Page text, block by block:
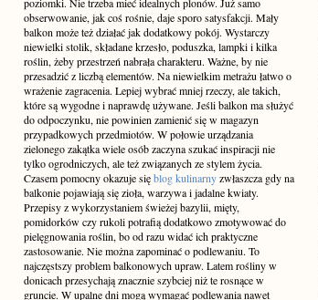
obserwowanie, jak coś rośnie, daje sporo satysfakcji. Mały
balkon może też działać jak dodatkowy pokój. Wystarczy
niewielki stolik, składane krzesło, poduszka, lampki i kilka
roślin, żeby przestrzeń nabrała charakteru. Ważne, by nie
przesadzić z liczbą elementów. Na niewielkim metrażu łatwo o
wrażenie zagracenia. Lepiej wybrać mniej rzeczy, ale takich,
które są wygodne i naprawdę używane. Jeśli balkon ma służyć
do odpoczynku, nie powinien zamienić się w magazyn
przypadkowych przedmiotów. W połowie urządzania
zielonego zakątka wiele osób zaczyna szukać inspiracji nie
tylko ogrodniczych, ale też związanych ze stylem życia.
Czasem pomocny okazuje sięblog kulinarnyzwłaszcza gdy na
balkonie pojawiają się zioła, warzywa i jadalne kwiaty.
Przepisy z wykorzystaniem świeżej bazylii, mięty,
pomidorków czy rukoli potrafią dodatkowo zmotywować do
pielęgnowania roślin, bo od razu widać ich praktyczne
zastosowanie. Nie można zapominać o podlewaniu. To
najczęstszy problem balkonowych upraw. Latem rośliny w
donicach przesychają znacznie szybciej niż te rosnące w
gruncie. W upalne dni mogą wymagać podlewania nawet